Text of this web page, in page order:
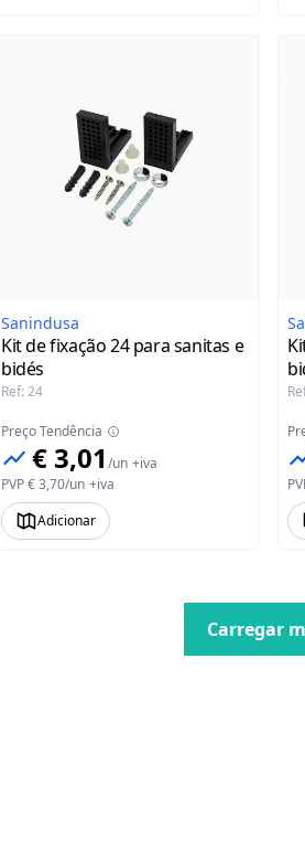
Sanindusa
Kit de fixação 24 para sanitas e
bidés
Ref: 24
Preço Tendência
€ 3,01 /un +iva
PVP€ 3,70/un +iva
Adicionar
Carregar